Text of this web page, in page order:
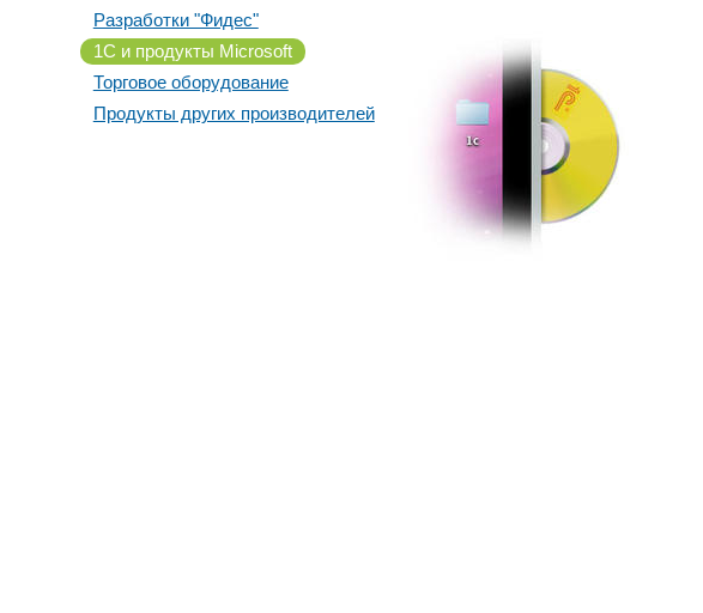
Разработки "Фидес"
1С и продукты Microsoft
Торговое оборудование
Продукты других производителей